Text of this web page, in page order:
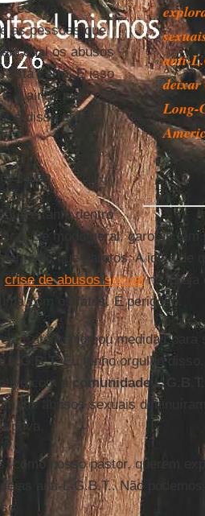
anti-
deixar
Long-
estava
as pessoas que
qual os abusos
está certo. E isso
é ainda pior
e disse essas
tanto dentro
De modo geral, garotas
do que garotos. A ideia de
crise de abusos sexualna igreja
com os fatos. É perigoso.
Católica tomou medidas
L.G.B.T.Eu tenho orgulho
com acomunidade L.G.B.T.
os abusos sexuais
como nosso pastor, querem
anti-L.G.B.T.. Não